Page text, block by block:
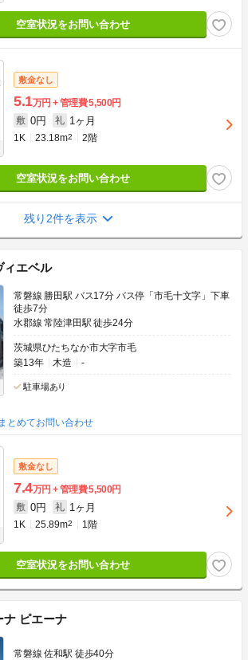
空室状況をお問い合わせ
敷金なし
5.1万円 管理費5,500円
敷 0円 礼 1ヶ月
1K 23.18m2 2階
空室状況をお問い合わせ
残り2件を表示
ィエベル
常磐線 勝田駅 バス17分 バス停「市毛十文字」下車
徒歩7分
水郡線 常陸津田駅 徒歩24分
茨城県ひたちなか市大字市毛
築13年
木造 -
駐車場あり
とめてお問い合わせ
敷金なし
7.4万円 管理費5,500円
敷 0円 礼 1ヶ月
1K 25.89m2 1階
空室状況をお問い合わせ
ナ ピエーナ
常磐線 佐和駅 徒歩40分